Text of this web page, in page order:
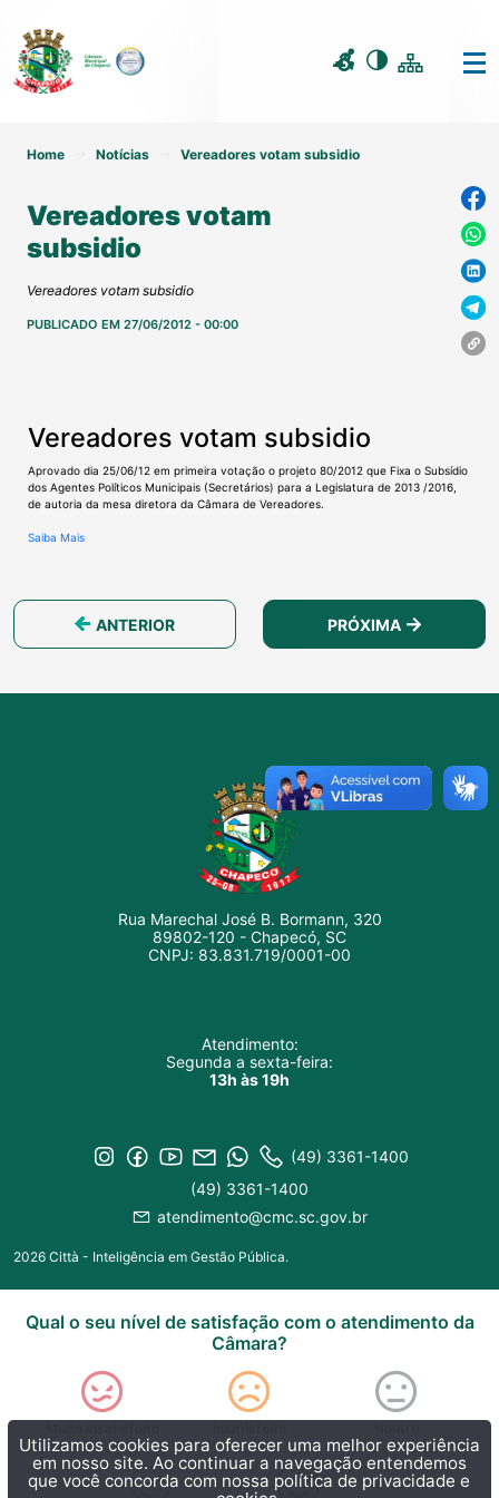
Home Notícias Vereadores votam subsidio
Vereadores votam
subsidio
Vereadores votam subsidio
PUBLICADO EM 27/06/2012 - 00:00
Vereadores votam subsidio
Aprovado dia 25/06/12 em primeira votação o projeto 80/2012 que Fixa o Subsídio
dos Agentes Políticos Municipais (Secretários) para a Legislatura de 2013 /2016,
de autoria da mesa diretora da Câmara de Vereadores.
Saiba Mais
ANTERIOR PRÓXIMA
Rua Marechal José B. Bormann, 320
89802-120 - Chapecó, SC
CNPJ: 83.831.719/0001-00
Atendimento:
Segunda a sexta-feira:
13h às 19h
(49) 3361-1400
(49) 3361-1400
atendimento@cmc.sc.gov.br
2026 Città - Inteligência em Gestão Pública.
Utilizamos cookies para oferecer uma melhor experiência
em nosso site. Ao continuar a navegação entendemos
que você concorda com nossa política de privacidade e
Qual o seu nível de satisfação com o atendimento da
Câmara?